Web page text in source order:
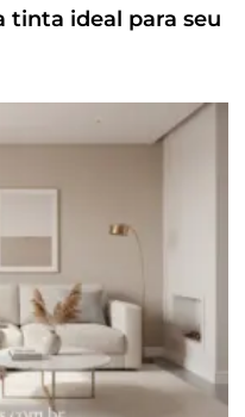
tinta ideal para seu